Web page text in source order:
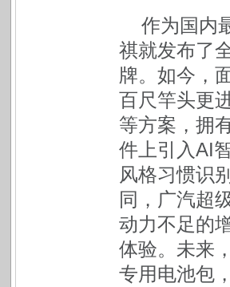
作为国内
祺就发布了
牌。如今，
百尺竿头更
等方案，拥
件上引入AI
风格习惯识
同，广汽超
动力不足的
体验。未来
专用电池包